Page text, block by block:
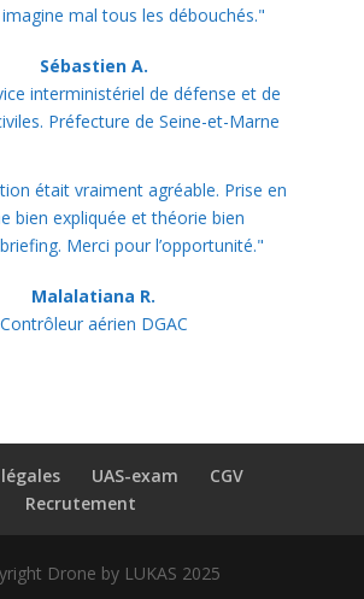
mal tous les débouchés."
Sébastien A.
interministériel de défense et de
Préfecture de Seine-et-Marne
était vraiment agréable. Prise en
bien expliquée et théorie bien
Merci pour l’opportunité."
Malalatiana R.
Contrôleur aérien DGAC
UAS-exam
CGV
Recrutement
Drone by LUKAS 2025